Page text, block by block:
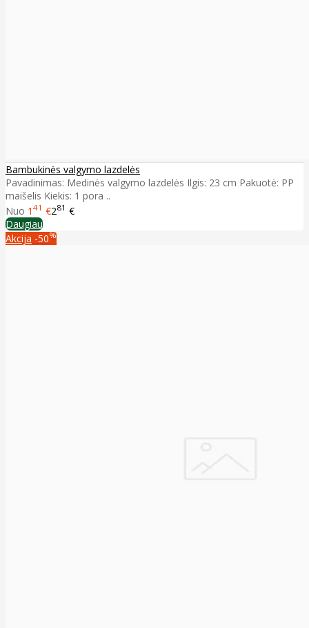
Bambukinės valgymo lazdelės
Pavadinimas: Medinės valgymo lazdelės Ilgis: 23 cm Pakuotė: PP
maišelis Kiekis: 1 pora ..
Nuo 1 41 €281 €
Daugiau
Akcija -50%